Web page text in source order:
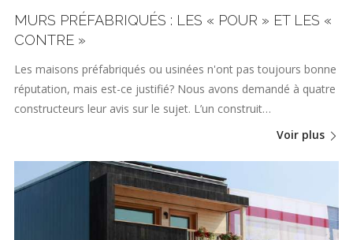
MURS PRÉFABRIQUÉS : LES « POUR » ET LES «
CONTRE »
Les maisons préfabriqués ou usinées n'ont pas toujours bonne
réputation, mais est-ce justifié? Nous avons demandé à quatre
constructeurs leur avis sur le sujet. L’un construit…
Voir plus